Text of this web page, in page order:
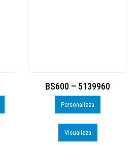
BS600 – 5139960
Personalizza
Visualizza